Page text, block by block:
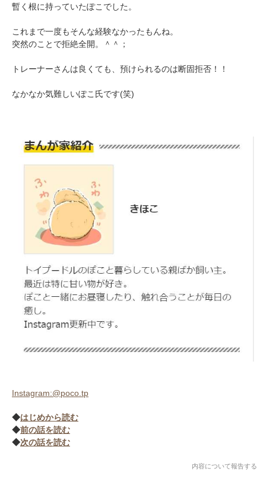
暫く根に持っていたぽこでした。
これまで一度もそんな経験なかったもんね。
突然のことで拒絶全開。＾＾；
トレーナーさんは良くても、預けられるのは断固拒否！！
なかなか気難しいぽこ氏です(笑)
Instagram:@poco.tp
◆はじめから読む
◆前の話を読む
◆次の話を読む
内容について報告する
いぬ部をフォロー
ねこ部をフォロー